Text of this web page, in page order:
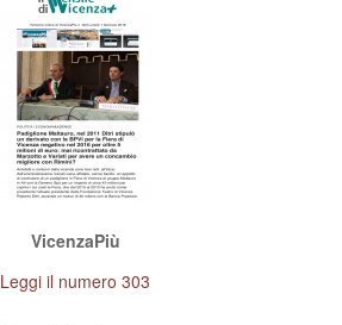
VicenzaPiù
Leggi il numero 303